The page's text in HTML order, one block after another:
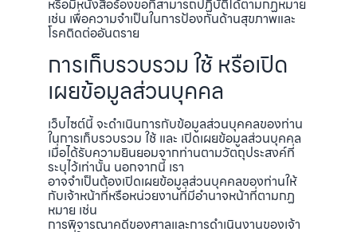
หรือมีหนังสือร้องขอที่สามารถปฏิบัติได้ตามกฏหมาย
เช่น เพื่อความจำเป็นในการป้องกันด้านสุขภาพและ
โรคติดต่ออันตราย
การเก็บรวบรวม ใช้ หรือเปิด
เผยข้อมูลส่วนบุคคล
เว็บไซต์นี้ จะดำเนินการกับข้อมูลส่วนบุคคลของท่าน
ในการเก็บรวบรวม ใช้ และ เปิดเผยข้อมูลส่วนบุคคล
เมื่อได้รับความยินยอมจากท่านตามวัตถุประสงค์ที่
ระบุไว้เท่านั้น นอกจากนี้ เรา
อาจจำเป็นต้องเปิดเผยข้อมูลส่วนบุคคลของท่านให้
กับเจ้าหน้าที่หรือหน่วยงานที่มีอำนาจหน้าที่ตามกฏ
หมาย เช่น
การพิจารณาคดีของศาลและการดำเนินงานของเจ้า